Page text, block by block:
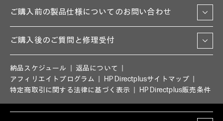
ご購入前の製品仕様についてのお問い合わせ
ご購入後のご質問と修理受付
納品スケジュール
返品について
アフィリエイトプログラム
HP Directplusサイトマップ
特定商取引に関する法律に基づく表示
HP Directplus販売条件